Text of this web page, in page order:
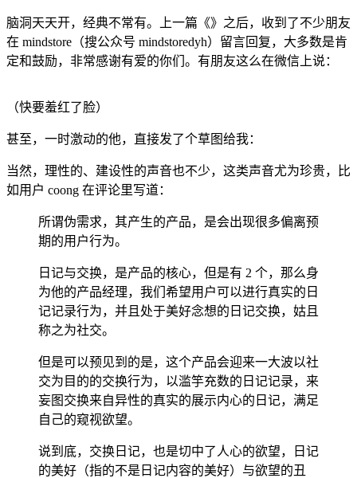
脑洞天天开，经典不常有。上一篇《》之后，收到了不少朋友
在 mindstore（搜公众号 mindstoredyh）留言回复，大多数是肯
定和鼓励，非常感谢有爱的你们。有朋友这么在微信上说：
（快要羞红了脸）
甚至，一时激动的他，直接发了个草图给我：
当然，理性的、建设性的声音也不少，这类声音尤为珍贵，比
如用户 coong 在评论里写道：
所谓伪需求，其产生的产品，是会出现很多偏离预
期的用户行为。
日记与交换，是产品的核心，但是有 2 个，那么身
为他的产品经理，我们希望用户可以进行真实的日
记记录行为，并且处于美好念想的日记交换，姑且
称之为社交。
但是可以预见到的是，这个产品会迎来一大波以社
交为目的的交换行为，以滥竽充数的日记记录，来
妄图交换来自异性的真实的展示内心的日记，满足
自己的窥视欲望。
说到底，交换日记，也是切中了人心的欲望，日记
的美好（指的不是日记内容的美好）与欲望的丑